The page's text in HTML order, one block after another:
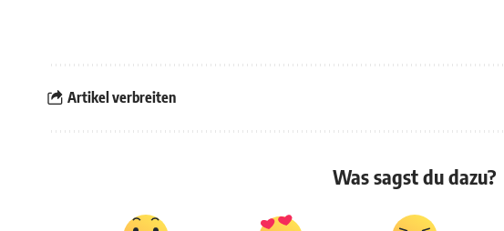
Artikel verbreiten
Was sagst du dazu?